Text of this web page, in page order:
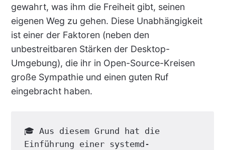
gewahrt, was ihm die Freiheit gibt, seinen
eigenen Weg zu gehen. Diese Unabhängigkeit
ist einer der Faktoren (neben den
unbestreitbaren Stärken der Desktop-
Umgebung), die ihr in Open-Source-Kreisen
große Sympathie und einen guten Ruf
eingebracht haben.
🎓 Aus diesem Grund hat die
Einführung einer systemd-